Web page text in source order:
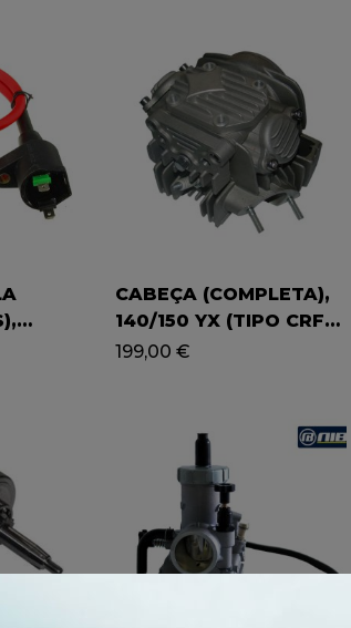
CABEÇA (COMPLETA),
140/150 YX (TIPO CRF),
PITBIKE
199,00€